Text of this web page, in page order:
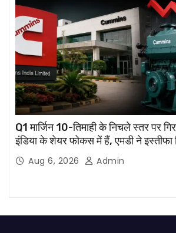
Q1 मार्जिन 10-तिमाही के निचले स्तर पर
इंडिया के शेयर फोकस में हैं, एमडी ने इस्तीफा
Aug 6, 2026 Admin